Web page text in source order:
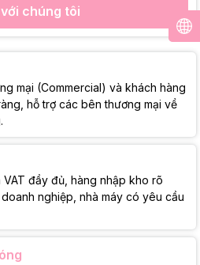
chúng tôi
mại (Commercial) và khách hàng
hỗ trợ các bên thương mại về
VAT đầy đủ, hàng nhập kho rõ
nghiệp, nhà máy có yêu cầu